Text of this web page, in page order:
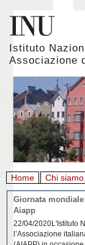
Istituto
Associazione
Home Chi siamo
Giornata
Aiapp
22/04/2020L'Istituto
l’Associazione